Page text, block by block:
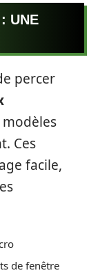
UNE
percer
Ces
facile,
de fenêtre